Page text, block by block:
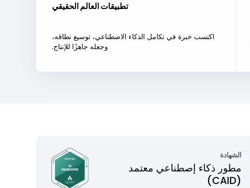
تطبيقات العالم الحقيقي
اكتسب خبرة في تكامل الذكاء الاصطناعي، توسيع نطاقه،
وجعله جاهزًا للإنتاج.
الشهادة
مطور ذكاء إصطناعي معتمد
(CAID)